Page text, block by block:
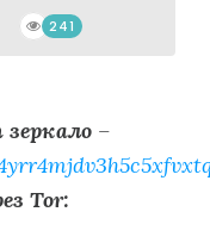
241
–
Tor: